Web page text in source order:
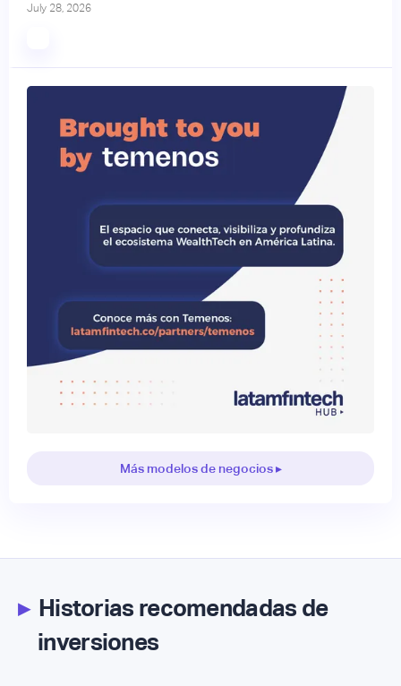
July 28, 2026
Más modelos de negocios ▸
▸Historias recomendadas de
inversiones